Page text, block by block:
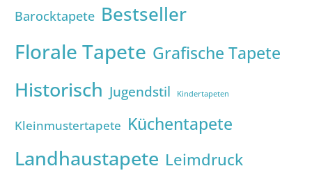
Barocktapete Bestseller
Florale Tapete Grafische Tapete
Historisch Jugendstil Kindertapeten
Kleinmustertapete Küchentapete
Landhaustapete Leimdruck